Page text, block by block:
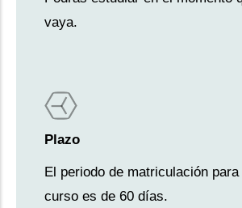
vaya.
Plazo
El periodo de matriculación
curso es de 60 días.